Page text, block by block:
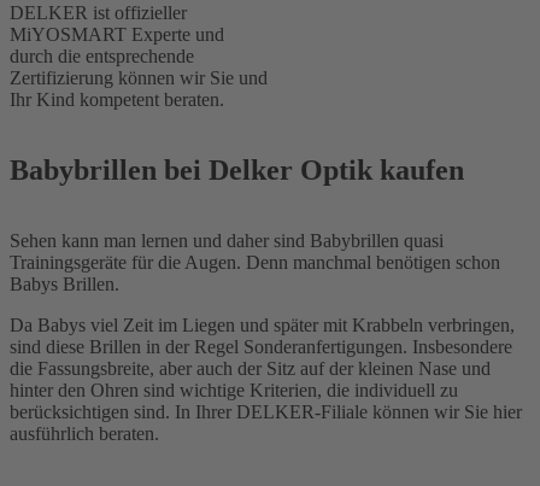
DELKER ist offizieller
MiYOSMART Experte und
durch die entsprechende
Zertifizierung können wir Sie und
Ihr Kind kompetent beraten.
Babybrillen bei Delker Optik kaufen
Sehen kann man lernen und daher sind Babybrillen quasi
Trainingsgeräte für die Augen. Denn manchmal benötigen schon
Babys Brillen.
Da Babys viel Zeit im Liegen und später mit Krabbeln verbringen,
sind diese Brillen in der Regel Sonderanfertigungen. Insbesondere
die Fassungsbreite, aber auch der Sitz auf der kleinen Nase und
hinter den Ohren sind wichtige Kriterien, die individuell zu
berücksichtigen sind. In Ihrer DELKER-Filiale können wir Sie hier
ausführlich beraten.